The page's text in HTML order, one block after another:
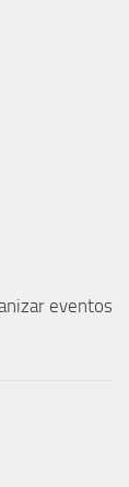
eventos